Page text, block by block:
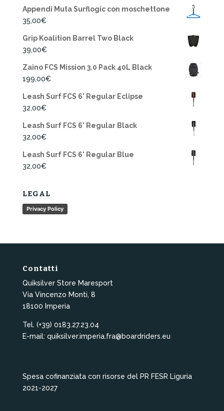
Appendi Muta Surflogic con moschettone
35,00€
Grip Koalition Barrel Two Black
39,00€
Zaino FCS Mission 3.0 Pack 40L Black
199,00€
Leash Surf FCS 6' Regular Eclipse
32,00€
Leash Surf FCS 6' Regular Black
32,00€
Leash Surf FCS 6' Regular Blue
32,00€
LEGAL
Privacy Policy
Contatti
Quiksilver Store Maresport
Via Vincenzo Monti, 8
18100 Imperia
Tel. (+39) 0183.27.23.04
E-mail: quiksilver.imperia.fra@boardriders.eu
Spesa cofinanziata con risorse del PR FESR Liguria
2021-2027